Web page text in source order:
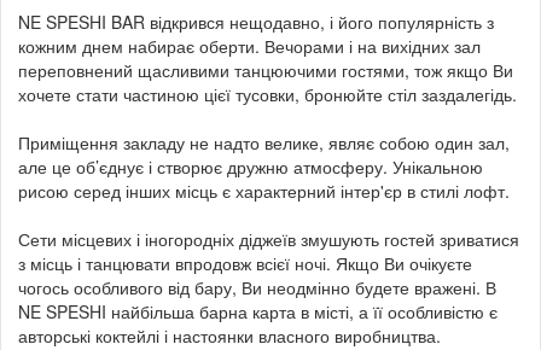
NE SPESHI BAR відкрився нещодавно, і його популярність з
кожним днем набирає оберти. Вечорами і на вихідних зал
переповнений щасливими танцюючими гостями, тож якщо Ви
хочете стати частиною цієї тусовки, бронюйте стіл заздалегідь.
Приміщення закладу не надто велике, являє собою один зал,
але це об’єднує і створює дружню атмосферу. Унікальною
рисою серед інших місць є характерний інтер'єр в стилі лофт.
Сети місцевих і іногородніх діджеїв змушують гостей зриватися
з місць і танцювати впродовж всієї ночі. Якщо Ви очікуєте
чогось особливого від бару, Ви неодмінно будете вражені. В
NE SPESHI найбільша барна карта в місті, а її особливістю є
авторські коктейлі і настоянки власного виробництва.